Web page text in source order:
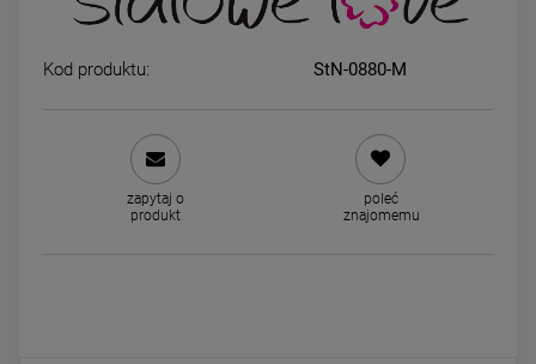
STAL CHIRURGICZNA
krawatka okrągły medalion
cyrkonie
69,00 zł
DOMINIKA naszyjnik z
STAL CHIRURGICZNA
39,00 zł
Kod produktu: StN-0880-M
zapytaj o
produkt
poleć
znajomemu